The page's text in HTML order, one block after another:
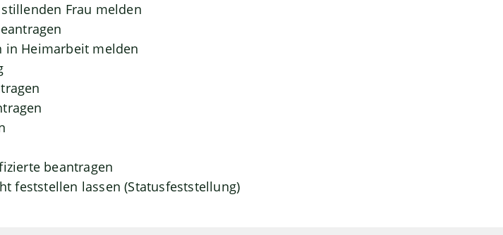
Frau melden
in Heimarbeit melden
beantragen
feststellen lassen (Statusfeststellung)